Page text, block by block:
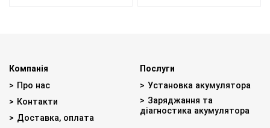
Компанія
Про нас
Контакти
Доставка, оплата
Послуги
Установка акумулятора
Заряджання та
діагностика акумулятора